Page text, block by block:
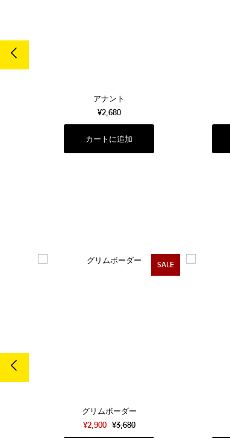
アナント
¥2,680
SALE
グリムボーダー
¥2,900 ¥3,680